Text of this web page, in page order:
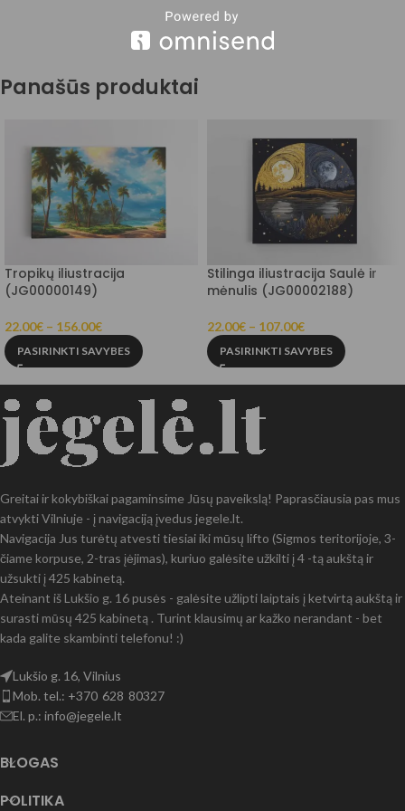
Panašūs produktai
Tropikų iliustracija
(JG00000149)
22.00€ – 156.00€
PASIRINKTI SAVYBES
Stilinga iliustracija Saulė ir
mėnulis (JG00002188)
22.00€ – 107.00€
PASIRINKTI SAVYBES
Greitai ir kokybiškai pagaminsime Jūsų paveikslą! Paprasčiausia pas mus
atvykti Vilniuje - į navigaciją įvedus jegele.lt.
Navigacija Jus turėtų atvesti tiesiai iki mūsų lifto (Sigmos teritorijoje, 3-
čiame korpuse, 2-tras įėjimas), kuriuo galėsite užkilti į 4 -tą aukštą ir
užsukti į 425 kabinetą.
Ateinant iš Lukšio g. 16 pusės - galėsite užlipti laiptais į ketvirtą aukštą ir
surasti mūsų 425 kabinetą . Turint klausimų ar kažko nerandant - bet
kada galite skambinti telefonu! :)
Lukšio g. 16, Vilnius
Mob. tel.: +370 628 80327
El. p.: info@jegele.lt
BLOGAS
POLITIKA